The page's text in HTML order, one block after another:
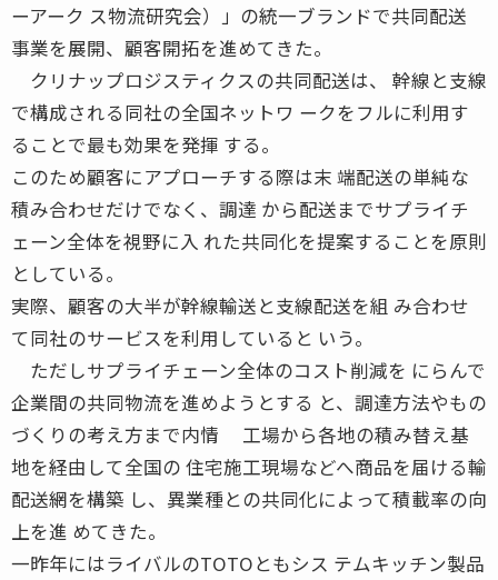
ーアーク ス物流研究会）」の統一ブランドで共同配送
事業を展開、顧客開拓を進めてきた。
クリナップロジスティクスの共同配送は、 幹線と支線
で構成される同社の全国ネットワ ークをフルに利用す
ることで最も効果を発揮 する。
このため顧客にアプローチする際は末 端配送の単純な
積み合わせだけでなく、調達 から配送までサプライチ
ェーン全体を視野に入 れた共同化を提案することを原則
としている。
実際、顧客の大半が幹線輸送と支線配送を組 み合わせ
て同社のサービスを利用していると いう。
ただしサプライチェーン全体のコスト削減を にらんで
企業間の共同物流を進めようとする と、調達方法やもの
づくりの考え方まで内情 工場から各地の積み替え基
地を経由して全国の 住宅施工現場などへ商品を届ける輸
配送網を構築 し、異業種との共同化によって積載率の向
上を進 めてきた。
一昨年にはライバルのTOTOともシス テムキッチン製品